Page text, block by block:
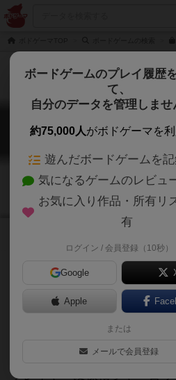
ブラックパーティ 安ら
Black Party: Ruhe in
探偵シャーロック・ホー
は誰なのか？
プレイヤーは探偵シャーロ
ボードゲームのプレイ履歴
て、
自分のデータを管理しませ
約75,000人がボドゲーマを利
遊んだボードゲームを
気になるゲームのレビュ
お気に入り作品・所有リ
有
ログイン / 会員登録（10秒）
Google
Apple
または
メールで会員登録